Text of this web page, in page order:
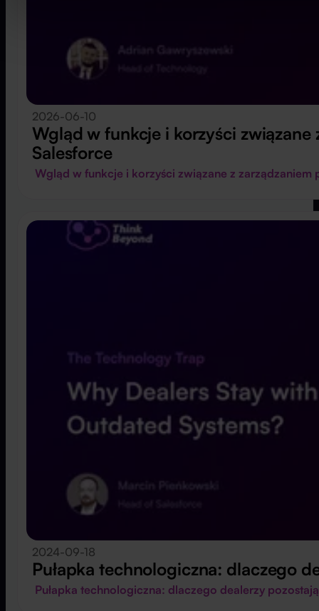
2026-06-10
Wgląd w funkcje i korzyści
Salesforce
Wgląd w funkcje i korzyści związane z
2024-09-18
Pułapka technologiczna: dlaczego
Pułapka technologiczna: dlaczego dealerzy